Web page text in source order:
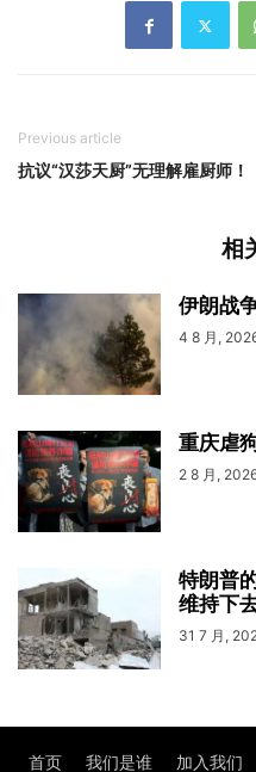
Previous article
抗议“汉莎天厨”无理解雇厨师！
相
伊朗战
4 8 月,
重庆虐
2 8 月,
特朗普
维持下
31 7 月,
首页 我们是谁 加入我们